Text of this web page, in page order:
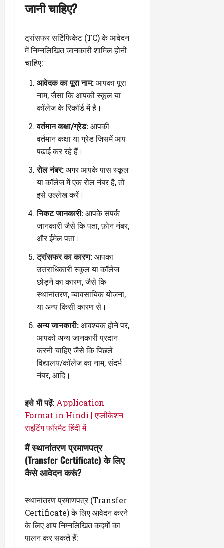
जानी चाहिए?
ट्रांसफर सर्टिफिकेट (TC) के आवेदन
में निम्नलिखित जानकारी शामिल होनी
चाहिए:
आवेदक का पूरा नाम:आपका पूरा
नाम, जैसा कि आपकी स्कूल या
कॉलेज के रिकॉर्ड में है।
वर्तमान कक्षा/ग्रेड:आपकी
वर्तमान कक्षा या ग्रेड जिसमें आप
पढ़ाई कर रहे हैं।
रोल नंबर:अगर आपके पास स्कूल
या कॉलेज में एक रोल नंबर है, तो
इसे उल्लेख करें।
निकट जानकारी:आपके संपर्क
जानकारी जैसे कि पता, फ़ोन नंबर,
और ईमेल पता।
ट्रांसफर का कारण:आपका
उत्तराधिकारी स्कूल या कॉलेज
छोड़ने का कारण, जैसे कि
स्थानांतरण, व्यावसायिक योजना,
या अन्य किसी कारण से।
अन्य जानकारी:आवश्यक होने पर,
आपको अन्य जानकारी प्रदान
करनी चाहिए जैसे कि पिछले
विद्यालय/कॉलेज का नाम, संदर्भ
नंबर, आदि।
इसे भी पढ़ें: Application
Format in Hindi | एप्लीकेशन
राइटिंग फॉरमैट हिंदी में
मैं स्थानांतरण प्रमाणपत्र
(Transfer Certificate) के लिए
कैसे आवेदन करूं?
स्थानांतरण प्रमाणपत्र (Transfer
Certificate) के लिए आवेदन करने
के लिए आप निम्नलिखित कदमों का
पालन कर सकते हैं: